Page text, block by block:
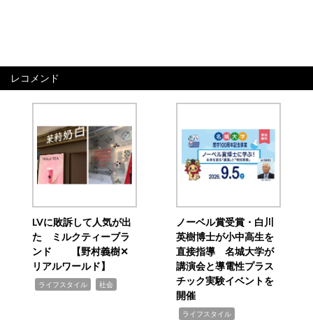
レコメンド
LVに敗訴して人気が出
た ミルクティーブラ
ンド 【野村義樹✕
リアルワールド】
ライフスタイル 社会
ノーベル賞受賞・白川
英樹博士が小中高生を
直接指導 名城大学が
講演会と導電性プラス
チック実験イベントを
開催
ライフスタイル